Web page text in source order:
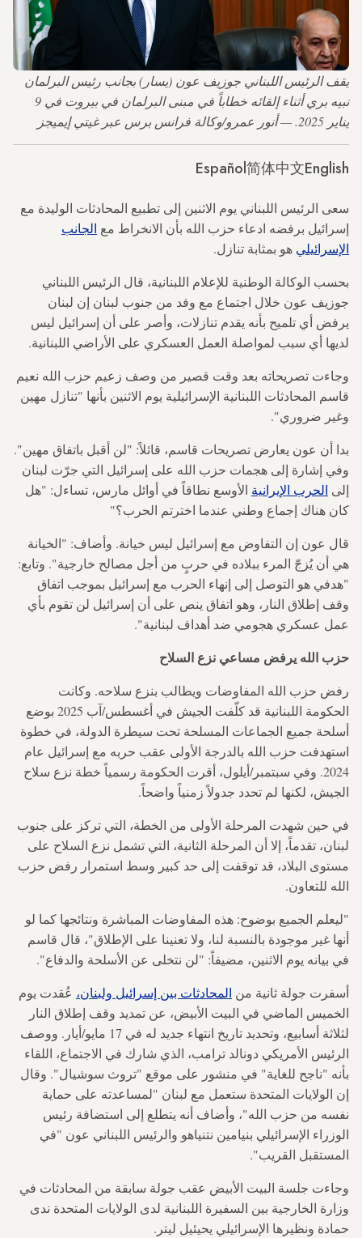
يقف الرئيس اللبناني جوزيف عون (يسار) بجانب رئيس البرلمان
نبيه بري أثناء إلقائه خطاباً في مبنى البرلمان في بيروت في 9
يناير 2025. — أنور عمرو/وكالة فرانس برس عبر غيتي إيميجز
English
简体中文
Español
سعى الرئيس اللبناني يوم الاثنين إلى تطبيع المحادثات الوليدة مع
إسرائيل برفضه ادعاء حزب الله بأن الانخراط مع الجانب
الإسرائيلي هو بمثابة تنازل.
بحسب الوكالة الوطنية للإعلام اللبنانية، قال الرئيس اللبناني
جوزيف عون خلال اجتماع مع وفد من جنوب لبنان إن لبنان
يرفض أي تلميح بأنه يقدم تنازلات، وأصر على أن إسرائيل ليس
لديها أي سبب لمواصلة العمل العسكري على الأراضي اللبنانية.
وجاءت تصريحاته بعد وقت قصير من وصف زعيم حزب الله نعيم
قاسم المحادثات اللبنانية الإسرائيلية يوم الاثنين بأنها "تنازل مهين
وغير ضروري".
بدا أن عون يعارض تصريحات قاسم، قائلاً: "لن أقبل باتفاق مهين".
وفي إشارة إلى هجمات حزب الله على إسرائيل التي جرّت لبنان
إلى الحرب الإيرانية الأوسع نطاقاً في أوائل مارس، تساءل: "هل
كان هناك إجماع وطني عندما اخترتم الحرب؟"
قال عون إن التفاوض مع إسرائيل ليس خيانة. وأضاف: "الخيانة
هي أن يُزجّ المرء ببلاده في حربٍ من أجل مصالح خارجية". وتابع:
"هدفي هو التوصل إلى إنهاء الحرب مع إسرائيل بموجب اتفاق
وقف إطلاق النار، وهو اتفاق ينص على أن إسرائيل لن تقوم بأي
عمل عسكري هجومي ضد أهداف لبنانية".
حزب الله يرفض مساعي نزع السلاح
رفض حزب الله المفاوضات ويطالب بنزع سلاحه. وكانت
الحكومة اللبنانية قد كلّفت الجيش في أغسطس/آب 2025 بوضع
أسلحة جميع الجماعات المسلحة تحت سيطرة الدولة، في خطوة
استهدفت حزب الله بالدرجة الأولى عقب حربه مع إسرائيل عام
2024. وفي سبتمبر/أيلول، أقرت الحكومة رسمياً خطة نزع سلاح
الجيش، لكنها لم تحدد جدولاً زمنياً واضحاً.
في حين شهدت المرحلة الأولى من الخطة، التي تركز على جنوب
لبنان، تقدماً، إلا أن المرحلة الثانية، التي تشمل نزع السلاح على
مستوى البلاد، قد توقفت إلى حد كبير وسط استمرار رفض حزب
الله للتعاون.
"ليعلم الجميع بوضوح: هذه المفاوضات المباشرة ونتائجها كما لو
أنها غير موجودة بالنسبة لنا، ولا تعنينا على الإطلاق"، قال قاسم
في بيانه يوم الاثنين، مضيفاً: "لن نتخلى عن الأسلحة والدفاع".
أسفرت جولة ثانية من المحادثات بين إسرائيل ولبنان، عُقدت يوم
الخميس الماضي في البيت الأبيض، عن تمديد وقف إطلاق النار
لثلاثة أسابيع، وتحديد تاريخ انتهاء جديد له في 17 مايو/أيار. ووصف
الرئيس الأمريكي دونالد ترامب، الذي شارك في الاجتماع، اللقاء
بأنه "ناجح للغاية" في منشور على موقع "تروث سوشيال". وقال
إن الولايات المتحدة ستعمل مع لبنان "لمساعدته على حماية
نفسه من حزب الله"، وأضاف أنه يتطلع إلى استضافة رئيس
الوزراء الإسرائيلي بنيامين نتنياهو والرئيس اللبناني عون "في
المستقبل القريب".
وجاءت جلسة البيت الأبيض عقب جولة سابقة من المحادثات في
وزارة الخارجية بين السفيرة اللبنانية لدى الولايات المتحدة ندى
حمادة ونظيرها الإسرائيلي يحيئيل ليتر.